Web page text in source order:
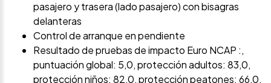
pasajero y trasera (lado pasajero) con bisagras
delanteras
Control de arranque en pendiente
Resultado de pruebas de impacto Euro NCAP :,
puntuación global: 5,0, protección adultos: 83,0,
protección niños: 82,0, protección peatones: 66,0,